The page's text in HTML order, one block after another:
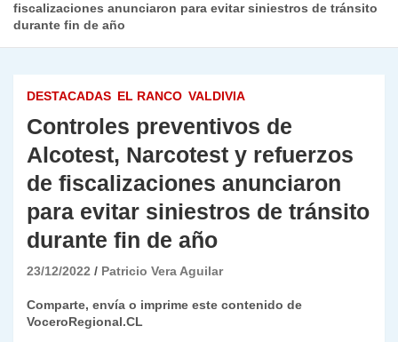
fiscalizaciones anunciaron para evitar siniestros de tránsito
durante fin de año
DESTACADAS EL RANCO VALDIVIA
Controles preventivos de
Alcotest, Narcotest y refuerzos
de fiscalizaciones anunciaron
para evitar siniestros de tránsito
durante fin de año
23/12/2022 Patricio Vera Aguilar
Comparte, envía o imprime este contenido de
VoceroRegional.CL